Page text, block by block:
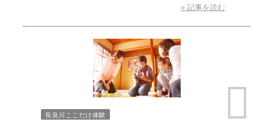
» 記事を読む
長良川ここだけ体験